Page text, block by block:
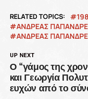
RELATED TOPICS:
ΑΝΔΡΕΑΣ
ΑΝΔΡΕΑΣ
UP NEXT
Ο “γάμος της
και Γεωργία
ευχών από το